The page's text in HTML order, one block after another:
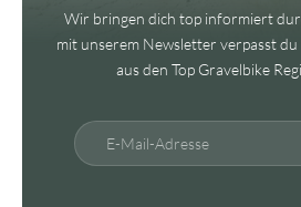
Wir bringen dich top informiert
mit unserem Newsletter verpasst
aus den Top Gravelbike
E-Mail-Adresse